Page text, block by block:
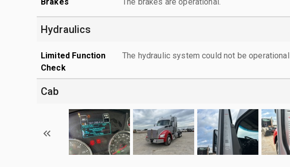
Hydraulics
Limited Function
Check
The hydraulic system could not be
Cab